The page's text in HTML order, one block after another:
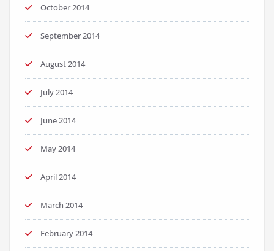
October 2014
September 2014
August 2014
July 2014
June 2014
May 2014
April 2014
March 2014
February 2014